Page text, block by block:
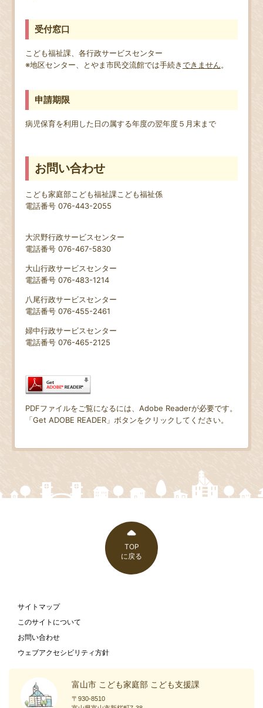
受付窓口
こども福祉課、各行政サービスセンター
※地区センター、とやま市民交流館では手続きできません。
申請期限
病児保育を利用した日の属する年度の翌年度５月末まで
お問い合わせ
こども家庭部こども福祉課こども福祉係
電話番号 076-443-2055
大沢野行政サービスセンター
電話番号 076-467-5830
大山行政サービスセンター
電話番号 076-483-1214
八尾行政サービスセンター
電話番号 076-455-2461
婦中行政サービスセンター
電話番号 076-465-2125
PDFファイルをご覧になるには、Adobe Readerが必要です。
「Get ADOBE READER」ボタンをクリックしてください。
TOP
に戻る
サイトマップ
このサイトについて
お問い合わせ
ウェブアクセシビリティ方針
富山市 こども家庭部 こども支援課
〒930-8510